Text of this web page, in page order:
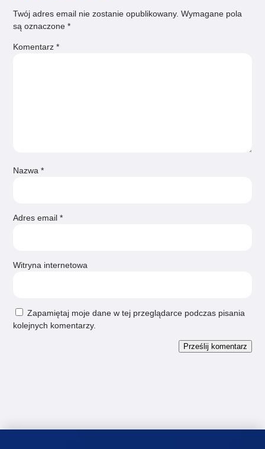
Twój adres email nie zostanie opublikowany. Wymagane pola
są oznaczone*
Komentarz*
Nazwa*
Adres email*
Witryna internetowa
Zapamiętaj moje dane w tej przeglądarce podczas pisania
kolejnych komentarzy.
Prześlij komentarz